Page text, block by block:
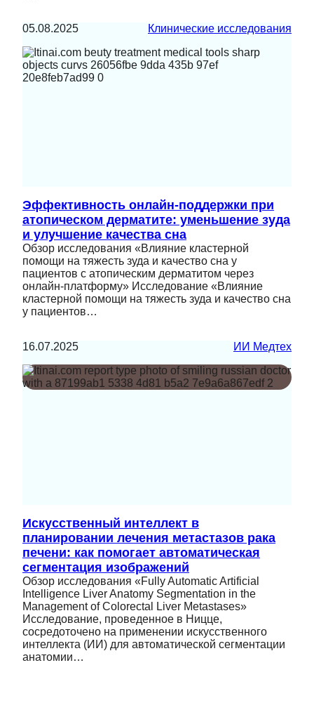
05.08.2025 Клинические исследования
Эффективность онлайн-поддержки при
атопическом дерматите: уменьшение зуда
и улучшение качества сна
Обзор исследования «Влияние кластерной
помощи на тяжесть зуда и качество сна у
пациентов с атопическим дерматитом через
онлайн-платформу» Исследование «Влияние
кластерной помощи на тяжесть зуда и качество сна
у пациентов…
16.07.2025 ИИ Медтех
Искусственный интеллект в
планировании лечения метастазов рака
печени: как помогает автоматическая
сегментация изображений
Обзор исследования «Fully Automatic Artificial
Intelligence Liver Anatomy Segmentation in the
Management of Colorectal Liver Metastases»
Исследование, проведенное в Ницце,
сосредоточено на применении искусственного
интеллекта (ИИ) для автоматической сегментации
анатомии…